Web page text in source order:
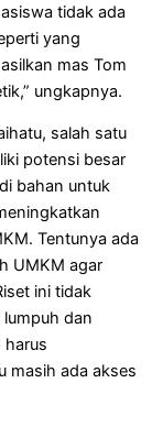
tidak ada
yang
mas Tom
ungkapnya.
salah satu
potensi besar
bahan untuk
Tentunya ada
UMKM agar
ini tidak
dan
harus
masih ada akses